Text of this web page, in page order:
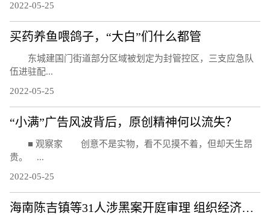
2022-05-25
买药养鱼喂鸽子，“大白”们什么都管
东城建国门街道部分区域被划定为封管控区，三支应急队
伍进驻配...
2022-05-25
“小满”广告风波背后，原创精神何以流失？
■ 观察家 创意不是实物，看不见摸不着，但却天生昂
贵。 ...
2022-05-25
海南陈吉镇等31人涉黑案开庭审理 组织经济收入达3亿元